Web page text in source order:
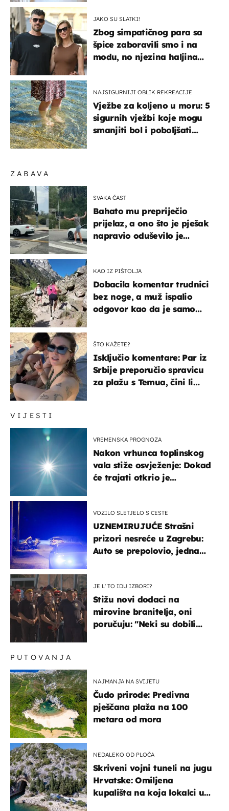
VIJESTI
VREMENSKA PROGNOZA
Nakon vrhunca toplinskog
vala stiže osvježenje: Dokad
će trajati otkrio je
VOZILO SLETJELO S CESTE
UZNEMIRUJUĆE Strašni
prizori nesreće u Zagrebu:
Auto se prepolovio, jedna
JE L' TO IDU IZBORI?
Stižu novi dodaci na
mirovine branitelja, oni
poručuju: "Neki su dobili
ZABAVA
SVAKA ČAST
Bahato mu prepriječio
prijelaz, a ono što je pješak
napravio oduševilo je
KAO IZ PIŠTOLJA
Dobacila komentar trudnici
bez noge, a muž ispalio
odgovor kao da je samo
ŠTO KAŽETE?
Isključio komentare: Par iz
Srbije preporučio spravicu
za plažu s Temua, čini li
PUTOVANJA
NAJMANJA NA SVIJETU
Čudo prirode: Predivna
pješčana plaža na 100
metara od mora
NEDALEKO OD PLOČA
Skriveni vojni tuneli na jugu
Hrvatske: Omiljena
kupališta na koja lokalci u
JAKO SU SLATKI!
Zbog simpatičnog para sa
špice zaboravili smo i na
modu, no njezina haljina
NAJSIGURNIJI OBLIK REKREACIJE
Vježbe za koljeno u moru: 5
sigurnih vježbi koje mogu
smanjiti bol i poboljšati